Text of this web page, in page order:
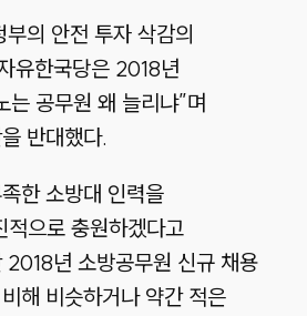
의 안전 투자 삭감의
유한국당은 2018년
는 공무원 왜 늘리냐”며
반대했다.
한 소방대 인력을
으로 충원하겠다고
2018년 소방공무원 신규 채용
해 비슷하거나 약간 적은